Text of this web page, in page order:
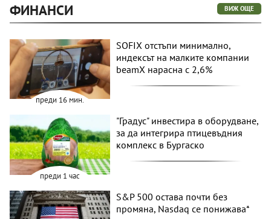
ФИНАНСИ ВИЖ ОЩЕ
преди 16 мин.
SOFIX отстъпи минимално,
индексът на малките компании
beamX нарасна с 2,6%
преди 1 час
"Градус" инвестира в оборудване,
за да интегрира птицевъдния
комплекс в Бургаско
S&P 500 остава почти без
промяна, Nasdaq се понижава*